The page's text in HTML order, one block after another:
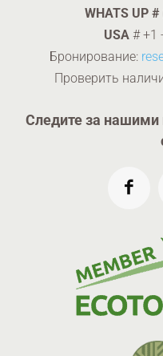
WHATS UP #
USA #+1
Бронирование:
Проверить
Следите за нашими